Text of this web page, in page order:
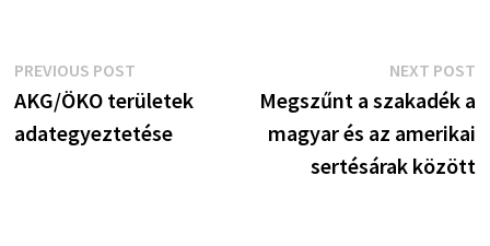
Bejegyzés
navigáció
PREVIOUS POSTPrevious
post:
AKG/ÖKO területek
adategyeztetése
NEXT POST
Megszűnt a szakadék a
magyar és az amerikai
sertésárak között